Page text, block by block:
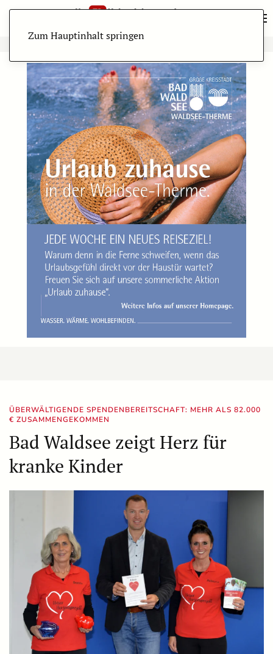
Zum Hauptinhalt springen
ÜBERWÄLTIGENDE SPENDENBEREITSCHAFT: MEHR ALS 82.000
€ ZUSAMMENGEKOMMEN
Bad Waldsee zeigt Herz für
kranke Kinder